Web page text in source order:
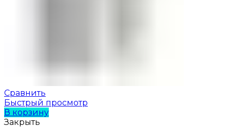
Сравнить
Быстрый просмотр
В корзину
Закрыть